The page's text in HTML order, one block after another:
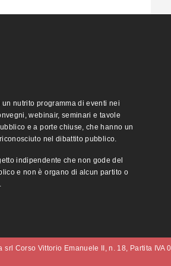
nutrito programma di eventi nei
webinair, seminari e tavole
e a porte chiuse, che hanno un
nel dibattito pubblico.
indipendente che non gode del
e non è organo di alcun partito o
Corso Vittorio Emanuele II, n. 18, Partita IVA